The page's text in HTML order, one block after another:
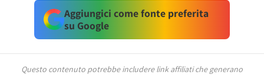
Aggiungici come fonte preferita
su Google
Questo contenuto potrebbe includere link affiliati che generano